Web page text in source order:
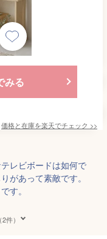
みる
価格と在庫を楽天でチェック >>
レビボードは如何で
があって素敵です。
す。
件）